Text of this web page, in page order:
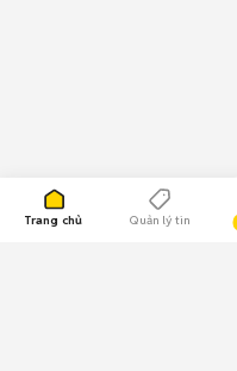
Trang chủ Quản lý tin